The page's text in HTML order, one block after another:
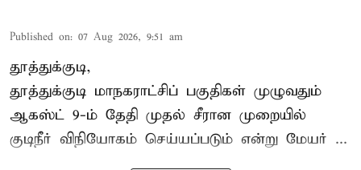
Published on: 07 Aug 2026, 9:51 am
தூத்துக்குடி,
தூத்துக்குடி மாநகராட்சிப் பகுதிகள் முழுவதும்
ஆகஸ்ட் 9-ம் தேதி முதல் சீரான முறையில்
குடிநீர் விநியோகம் செய்யப்படும் என்று மேயர் ...